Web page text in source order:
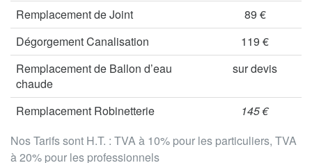
Nos Tarifs sont H.T. : TVA à 10% pour les particuliers, TVA
à 20% pour les professionnels
Remplacement de Joint
89 €
Dégorgement Canalisation
119 €
Remplacement de Ballon d’eau
chaude
sur devis
Remplacement Robinetterie 145 €